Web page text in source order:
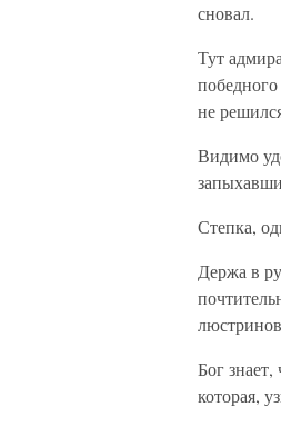
сновал.
Тут
не
Видимо
Степка,
Держа в
Бог
которая,